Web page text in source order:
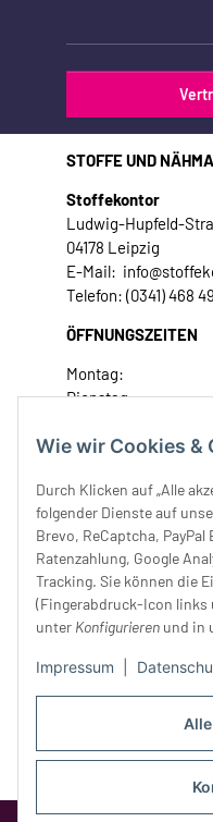
Wie wir Cookies &
Durch Klicken auf „Alle
folgender Dienste auf
Brevo, ReCaptcha,
Ratenzahlung, Google
Tracking. Sie können die
(Fingerabdruck-Icon links
unter Konfigurieren und in
Impressum
STOFFE UND
Stoffekontor
Ludwig-Hupfeld-
04178 Leipzig
E-Mail:
Telefon: (0341) 468
ÖFFNUNGSZEITEN
Montag:
Dienstag:
Donnerstag:
Samstag:
Unser Service
Rechtliches